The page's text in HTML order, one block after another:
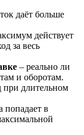
даёт больше
действует
за весь
– реально ли
и оборотам.
при длительном
попадает в